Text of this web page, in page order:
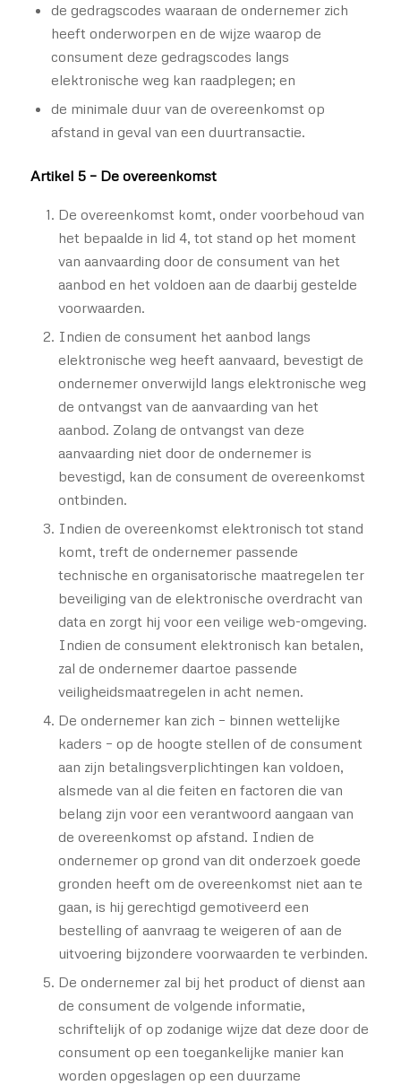
de gedragscodes waaraan de ondernemer zich
heeft onderworpen en de wijze waarop de
consument deze gedragscodes langs
elektronische weg kan raadplegen; en
de minimale duur van de overeenkomst op
afstand in geval van een duurtransactie.
Artikel 5 – De overeenkomst
De overeenkomst komt, onder voorbehoud van
het bepaalde in lid 4, tot stand op het moment
van aanvaarding door de consument van het
aanbod en het voldoen aan de daarbij gestelde
voorwaarden.
Indien de consument het aanbod langs
elektronische weg heeft aanvaard, bevestigt de
ondernemer onverwijld langs elektronische weg
de ontvangst van de aanvaarding van het
aanbod. Zolang de ontvangst van deze
aanvaarding niet door de ondernemer is
bevestigd, kan de consument de overeenkomst
ontbinden.
Indien de overeenkomst elektronisch tot stand
komt, treft de ondernemer passende
technische en organisatorische maatregelen ter
beveiliging van de elektronische overdracht van
data en zorgt hij voor een veilige web-omgeving.
Indien de consument elektronisch kan betalen,
zal de ondernemer daartoe passende
veiligheidsmaatregelen in acht nemen.
De ondernemer kan zich – binnen wettelijke
kaders – op de hoogte stellen of de consument
aan zijn betalingsverplichtingen kan voldoen,
alsmede van al die feiten en factoren die van
belang zijn voor een verantwoord aangaan van
de overeenkomst op afstand. Indien de
ondernemer op grond van dit onderzoek goede
gronden heeft om de overeenkomst niet aan te
gaan, is hij gerechtigd gemotiveerd een
bestelling of aanvraag te weigeren of aan de
uitvoering bijzondere voorwaarden te verbinden.
De ondernemer zal bij het product of dienst aan
de consument de volgende informatie,
schriftelijk of op zodanige wijze dat deze door de
consument op een toegankelijke manier kan
worden opgeslagen op een duurzame